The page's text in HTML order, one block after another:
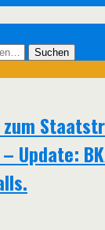
Update: